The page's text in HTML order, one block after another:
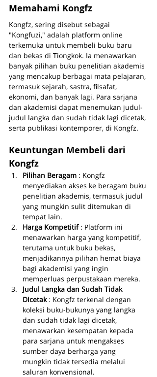
Memahami Kongfz
Kongfz, sering disebut sebagai
"Kongfuzi," adalah platform online
terkemuka untuk membeli buku baru
dan bekas di Tiongkok. Ia menawarkan
banyak pilihan buku penelitian akademis
yang mencakup berbagai mata pelajaran,
termasuk sejarah, sastra, filsafat,
ekonomi, dan banyak lagi. Para sarjana
dan akademisi dapat menemukan judul-
judul langka dan sudah tidak lagi dicetak,
serta publikasi kontemporer, di Kongfz.
Keuntungan Membeli dari
Kongfz
Pilihan Beragam : Kongfz
menyediakan akses ke beragam buku
penelitian akademis, termasuk judul
yang mungkin sulit ditemukan di
tempat lain.
Harga Kompetitif : Platform ini
menawarkan harga yang kompetitif,
terutama untuk buku bekas,
menjadikannya pilihan hemat biaya
bagi akademisi yang ingin
memperluas perpustakaan mereka.
Judul Langka dan Sudah Tidak
Dicetak : Kongfz terkenal dengan
koleksi buku-bukunya yang langka
dan sudah tidak lagi dicetak,
menawarkan kesempatan kepada
para sarjana untuk mengakses
sumber daya berharga yang
mungkin tidak tersedia melalui
saluran konvensional.